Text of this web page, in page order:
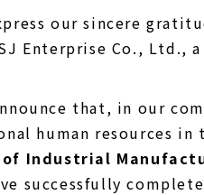
our sincere
Enterprise Co., Ltd.,
that, in our
human resources
Industrial
successfully